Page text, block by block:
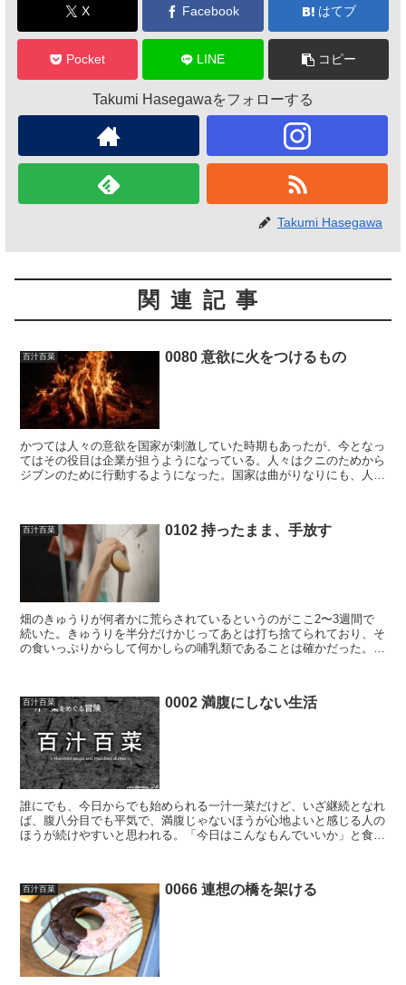
X Facebook はてブ
Pocket LINE コピー
Takumi Hasegawaをフォローする
Takumi Hasegawa
関連記事
百汁百菜 0080 意欲に火をつけるもの
かつては人々の意欲を国家が刺激していた時期もあったが、今となっ
てはその役目は企業が担うようになっている。人々はクニのためから
ジブンのために行動するようになった。国家は曲がりなりにも、人々
百汁百菜 0102 持ったまま、手放す
畑のきゅうりが何者かに荒らされているというのがここ2〜3週間で
続いた。きゅうりを半分だけかじってあとは打ち捨てられており、そ
の食いっぷりからして何かしらの哺乳類であることは確かだった。畑
百汁百菜 0002 満腹にしない生活
誰にでも、今日からでも始められる一汁一菜だけど、いざ継続となれ
ば、腹八分目でも平気で、満腹じゃないほうが心地よいと感じる人の
ほうが続けやすいと思われる。「今日はこんなもんでいいか」と食事
百汁百菜 0066 連想の橋を架ける